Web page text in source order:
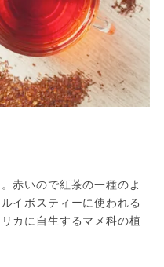
赤いので紅茶の一種のよ
イボスティーに使われる
カに自生するマメ科の植